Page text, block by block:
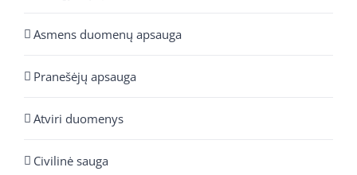
Asmens duomenų apsauga
Pranešėjų apsauga
Atviri duomenys
Civilinė sauga